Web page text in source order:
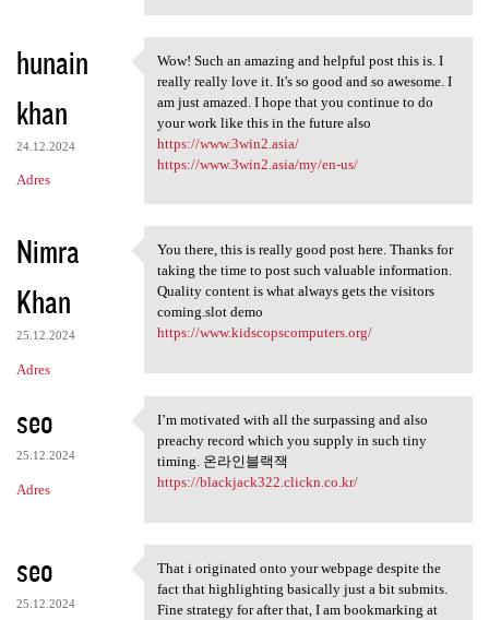
hunain
khan
24.12.2024
Adres
Wow! Such an amazing and
Wow! Such an amazing and helpful post this is. I
really really love it. It's so good and so awesome. I
am just amazed. I hope that you continue to do
your work like this in the future also
https://www.3win2.asia/
https://www.3win2.asia/my/en-us/
Nimra
Khan
25.12.2024
Adres
You there, this is really
You there, this is really good post here. Thanks for
taking the time to post such valuable information.
Quality content is what always gets the visitors
coming.slot demo
https://www.kidscopscomputers.org/
seo
25.12.2024
Adres
I’m motivated with all the
I’m motivated with all the surpassing and also
preachy record which you supply in such tiny
timing. 온라인블랙잭
https://blackjack322.clickn.co.kr/
seo
25.12.2024
That i originated onto your
That i originated onto your webpage despite the
fact that highlighting basically just a bit submits.
Fine strategy for after that, I am bookmarking at